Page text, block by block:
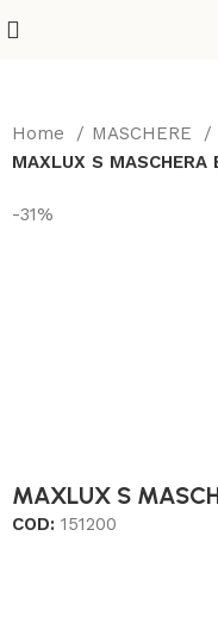
Home MASCHERE
MAXLUX S
-31%
MAXLUX S
COD:151200